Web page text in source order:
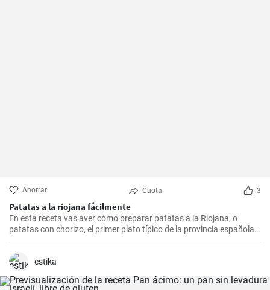
Ahorrar Cuota 3
Patatas a la riojana fácilmente
En esta receta vas aver cómo preparar patatas a la Riojana, o
patatas con chorizo, el primer plato típico de la provincia española
de La Rioja.
estika